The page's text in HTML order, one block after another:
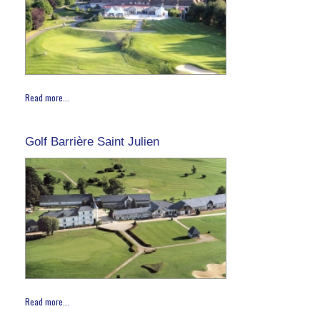
Read more...
Golf Barrière Saint Julien
Read more...